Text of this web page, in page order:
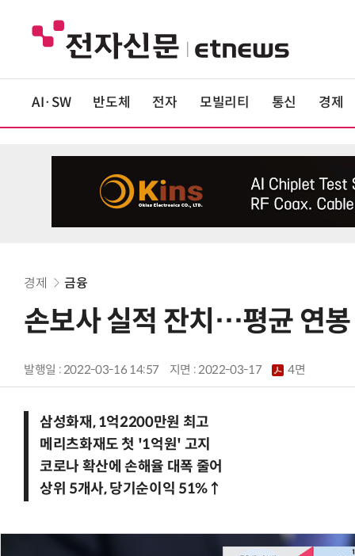
AI·SW 반도체 전자 모빌리티 통신 경제
경제 금융
손보사 실적 잔치…평균 연
발행일 : 2022-03-16 14:57 지면 :2022-03-17 4면
삼성화재, 1억2200만원 최고
메리츠화재도 첫 '1억원' 고지
코로나 확산에 손해율 대폭 줄어
상위 5개사, 당기순이익 51%↑